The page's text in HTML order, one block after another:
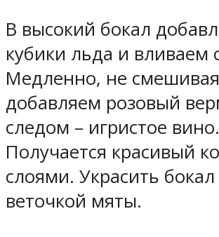
В высокий бокал
кубики льда и вливаем
Медленно, не
добавляем розовый
следом – игристое вино.
Получается красивый
слоями. Украсить
веточкой мяты.